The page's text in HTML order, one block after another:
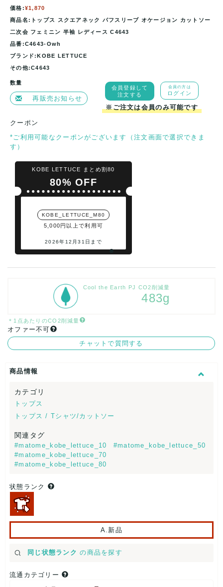
価格:¥1,870
商品名:トップス スクエアネック パフスリーブ オケージョン カットソー
二次会 フェミニン 半袖 レディース C4643
品番:C4643-Owh
ブランド:KOBE LETTUCE
その他:C4643
数量
再販売お知らせ
会員登録して
注文する
会員の方は
ログイン
※ご注文は会員のみ可能です
クーポン
*ご利用可能なクーポンがございます（注文画面で選択できま
す）
KOBE LETTUCE まとめ割80
80% OFF
KOBE_LETTUCE_M80
5,000円以上で利用可
2026年12月31日まで
Cool the Earth PJ CO2削減量
483g
＊1点あたりのCO2削減量
オファー不可
チャットで質問する
商品情報
カテゴリ
トップス
トップス / Tシャツ/カットソー
関連タグ
#matome_kobe_lettuce_10
#matome_kobe_lettuce_50
#matome_kobe_lettuce_70
#matome_kobe_lettuce_80
状態ランク
A.新品
同じ状態ランク の商品を探す
流通カテゴリー